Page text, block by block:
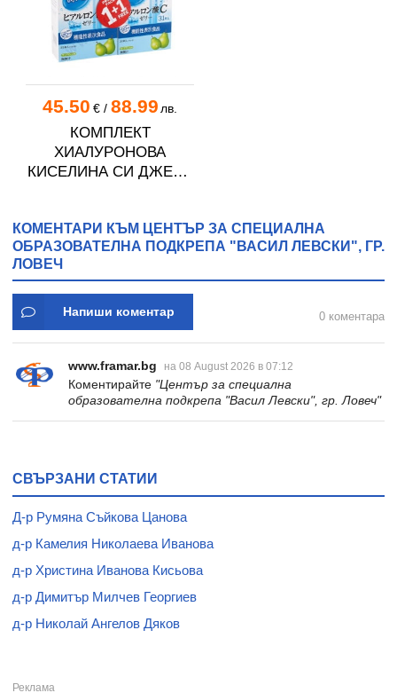
45.50 €/ 88.99 лв.
КОМПЛЕКТ
ХИАЛУРОНОВА
КИСЕЛИНА СИ ДЖЕЛИ
КОМЕНТАРИ КЪМ ЦЕНТЪР ЗА СПЕЦИАЛНА
ОБРАЗОВАТЕЛНА ПОДКРЕПА "ВАСИЛ ЛЕВСКИ", ГР.
ЛОВЕЧ
Напиши коментар 0 коментара
www.framar.bg на 08 August 2026 в 07:12
Коментирайте "Център за специална
образователна подкрепа "Васил Левски", гр. Ловеч"
СВЪРЗАНИ СТАТИИ
Д-р Румяна Съйкова Цанова
д-р Камелия Николаева Иванова
д-р Христина Иванова Кисьова
д-р Димитър Милчев Георгиев
д-р Николай Ангелов Дяков